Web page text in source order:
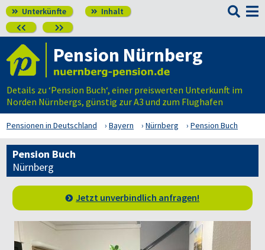
 Unterkünfte  Inhalt
 

Pension Nürnberg
Details zu ‘Pension Buch‘, einer preiswerten Unterkunft im
Norden Nürnbergs, günstig zur A3 und zum Flughafen
Pensionen in Deutschland Bayern Nürnberg Pension Buch
Pension Buch
Nürnberg
Jetzt unverbindlich anfragen!